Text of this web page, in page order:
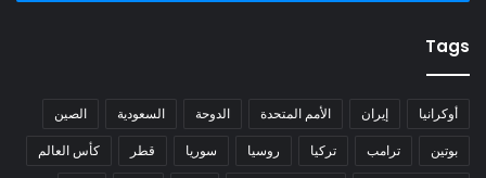
Tags
أوكرانيا إيران الأمم المتحدة الدوحة السعودية الصين
بوتين ترامب تركيا روسيا سوريا قطر كأس العالم